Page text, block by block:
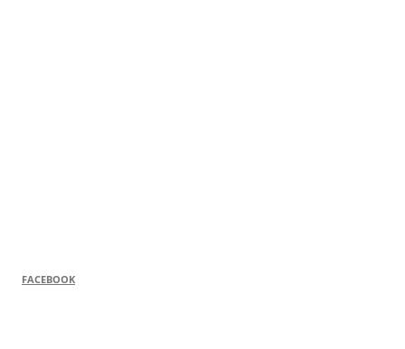
FACEBOOK